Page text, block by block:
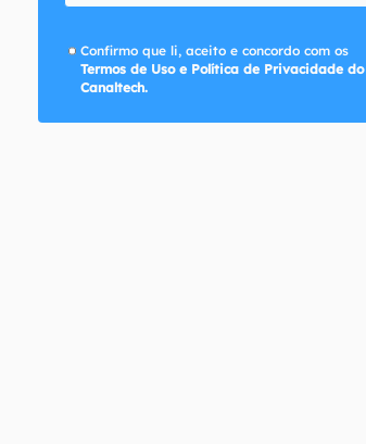
Confirmo que li, aceito e concordo com os
Termos de Uso e Política de Privacidade do
Canaltech.